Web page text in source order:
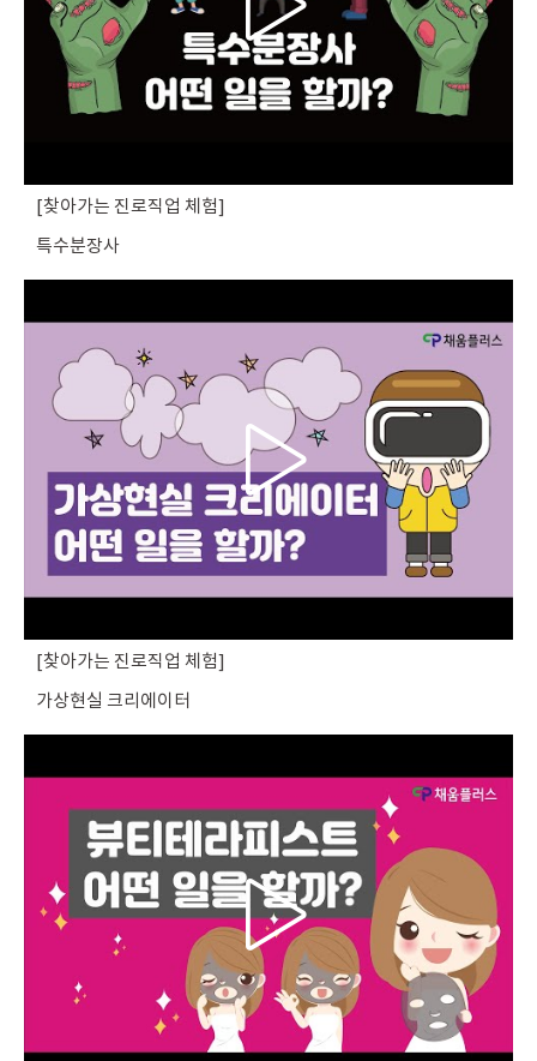
찾아가는 진로직업 체험
특수분장사
찾아가는 진로직업 체험
가상현실 크리에이터